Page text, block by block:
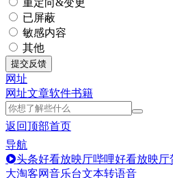
已屏蔽
敏感内容
其他
提交反馈
网址
网址文章软件书籍
返回顶部首页
导航
头条好看放映厅哔哩好看放映厅
大淘客网音乐台文本转语音